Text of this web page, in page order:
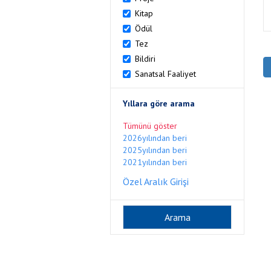
Kitap
Ödül
Tez
Bildiri
Sanatsal Faaliyet
Yıllara göre arama
Tümünü göster
2026yılından beri
2025yılından beri
2021yılından beri
Özel Aralık Girişi